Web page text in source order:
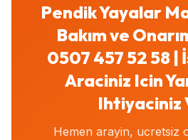
Pendik Yayalar
Bakım ve
0507 457 52 58 |
Araciniz Icin
Ihtiyaciniz
Hemen arayin, ucretsiz